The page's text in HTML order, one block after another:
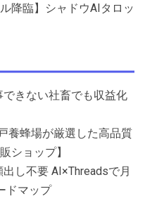
降臨】シャドウAIタロッ
できない社畜でも収益化
養蜂場が厳選した高品質
ショップ】
し不要 AI×Threadsで月
ドマップ